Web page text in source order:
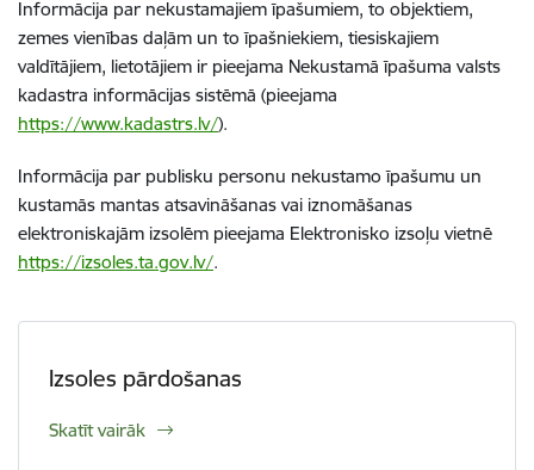
Informācija par nekustamajiem īpašumiem, to objektiem,
zemes vienības daļām un to īpašniekiem, tiesiskajiem
valdītājiem, lietotājiem ir pieejama Nekustamā īpašuma valsts
kadastra informācijas sistēmā (pieejama
https://www.kadastrs.lv/).
Informācija par publisku personu nekustamo īpašumu un
kustamās mantas atsavināšanas vai iznomāšanas
elektroniskajām izsolēm pieejama Elektronisko izsoļu vietnē
https://izsoles.ta.gov.lv/.
Izsoles pārdošanas
Skatīt vairāk